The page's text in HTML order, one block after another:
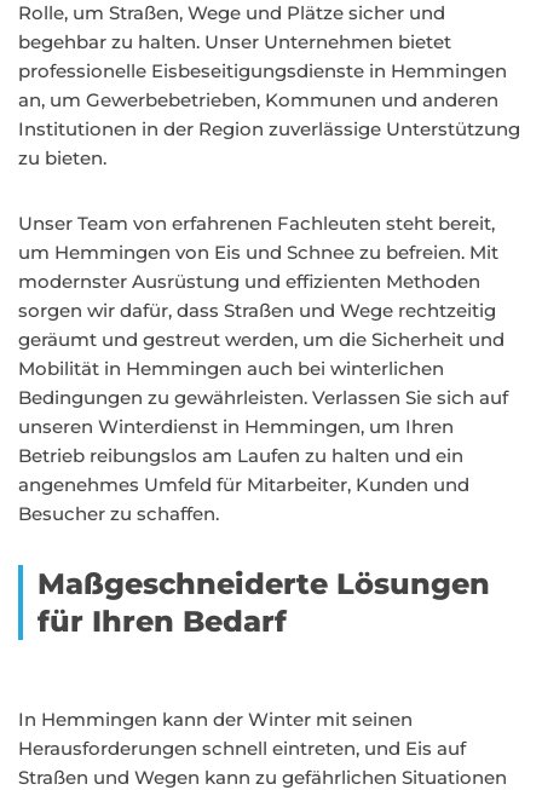
Rolle, um Straßen, Wege und Plätze sicher und
begehbar zu halten. Unser Unternehmen bietet
professionelle Eisbeseitigungsdienste in Hemmingen
an, um Gewerbebetrieben, Kommunen und anderen
Institutionen in der Region zuverlässige Unterstützung
zu bieten.
Unser Team von erfahrenen Fachleuten steht bereit,
um Hemmingen von Eis und Schnee zu befreien. Mit
modernster Ausrüstung und effizienten Methoden
sorgen wir dafür, dass Straßen und Wege rechtzeitig
geräumt und gestreut werden, um die Sicherheit und
Mobilität in Hemmingen auch bei winterlichen
Bedingungen zu gewährleisten. Verlassen Sie sich auf
unseren Winterdienst in Hemmingen, um Ihren
Betrieb reibungslos am Laufen zu halten und ein
angenehmes Umfeld für Mitarbeiter, Kunden und
Besucher zu schaffen.
Maßgeschneiderte Lösungen
für Ihren Bedarf
In Hemmingen kann der Winter mit seinen
Herausforderungen schnell eintreten, und Eis auf
Straßen und Wegen kann zu gefährlichen Situationen